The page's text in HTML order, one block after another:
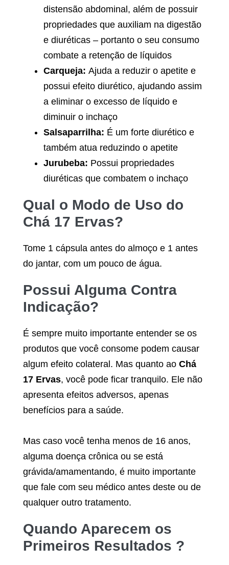
distensão abdominal, além de possuir
propriedades que auxiliam na digestão
e diuréticas – portanto o seu consumo
combate a retenção de líquidos
Carqueja: Ajuda a reduzir o apetite e
possui efeito diurético, ajudando assim
a eliminar o excesso de líquido e
diminuir o inchaço
Salsaparrilha: É um forte diurético e
também atua reduzindo o apetite
Jurubeba: Possui propriedades
diuréticas que combatem o inchaço
Qual o Modo de Uso do
Chá 17 Ervas?
Tome 1 cápsula antes do almoço e 1 antes
do jantar, com um pouco de água.
Possui Alguma Contra
Indicação?
É sempre muito importante entender se os
produtos que você consome podem causar
algum efeito colateral. Mas quanto ao Chá
17 Ervas, você pode ficar tranquilo. Ele não
apresenta efeitos adversos, apenas
benefícios para a saúde.
Mas caso você tenha menos de 16 anos,
alguma doença crônica ou se está
grávida/amamentando, é muito importante
que fale com seu médico antes deste ou de
qualquer outro tratamento.
Quando Aparecem os
Primeiros Resultados ?